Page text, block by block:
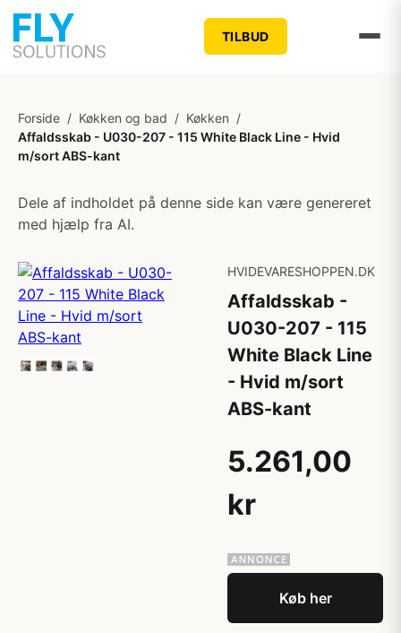
TILBUD
Forside / Køkken og bad / Køkken /
Affaldsskab - U030-207 - 115 White Black Line - Hvid
m/sort ABS-kant
Dele af indholdet på denne side kan være genereret
med hjælp fra AI.
HVIDEVARESHOPPEN.DK
Affaldsskab -
U030-207 - 115
White Black Line
- Hvid m/sort
ABS-kant
5.261,00
kr
Køb her